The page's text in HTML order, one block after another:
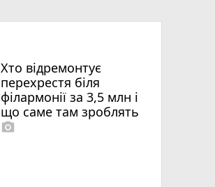
Хто відремонтує
перехрестя біля
філармонії за 3,5 млн і
що саме там зроблять
photo_camera